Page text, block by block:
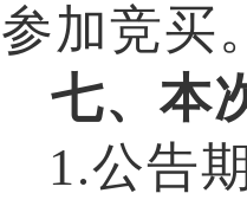
参加竞买
七、本
1.公告